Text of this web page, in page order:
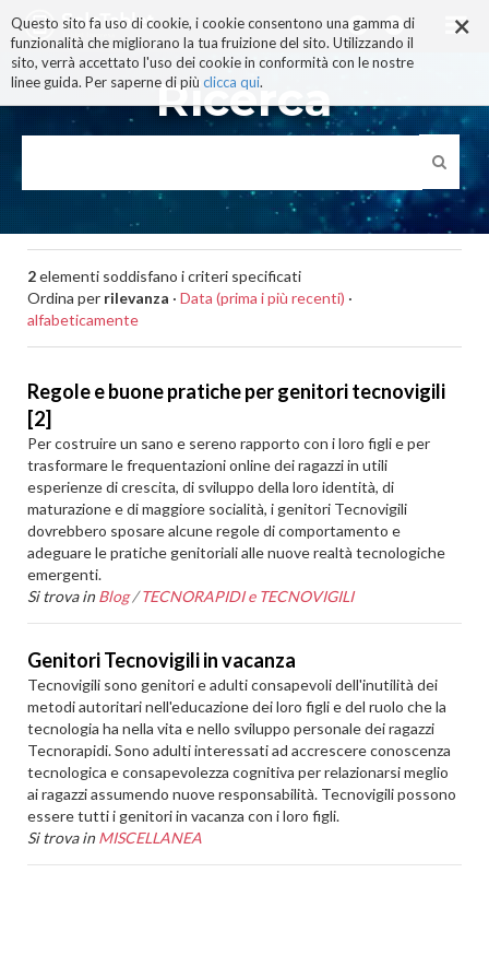
×
Questo sito fa uso di cookie, i cookie consentono una gamma di
funzionalità che migliorano la tua fruizione del sito. Utilizzando il
sito, verrà accettato l'uso dei cookie in conformità con le nostre
linee guida. Per saperne di più clicca qui.
ai
contenuti.
|
alla
navigazione
Ricerca
2elementi soddisfano i criteri specificati
Ordina per rilevanza · Data (prima i più recenti) ·
alfabeticamente
Regole e buone pratiche per genitori tecnovigili
[2]
Per costruire un sano e sereno rapporto con i loro figli e per
trasformare le frequentazioni online dei ragazzi in utili
esperienze di crescita, di sviluppo della loro identità, di
maturazione e di maggiore socialità, i genitori Tecnovigili
dovrebbero sposare alcune regole di comportamento e
adeguare le pratiche genitoriali alle nuove realtà tecnologiche
emergenti.
Si trova in Blog /TECNORAPIDI e TECNOVIGILI
Genitori Tecnovigili in vacanza
Tecnovigili sono genitori e adulti consapevoli dell'inutilità dei
metodi autoritari nell'educazione dei loro figli e del ruolo che la
tecnologia ha nella vita e nello sviluppo personale dei ragazzi
Tecnorapidi. Sono adulti interessati ad accrescere conoscenza
tecnologica e consapevolezza cognitiva per relazionarsi meglio
ai ragazzi assumendo nuove responsabilità. Tecnovigili possono
essere tutti i genitori in vacanza con i loro figli.
Si trova in MISCELLANEA